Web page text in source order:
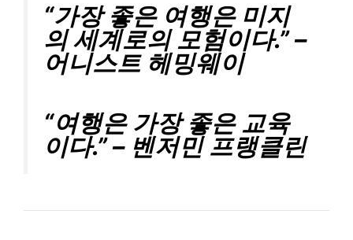
“가장 좋은 여행은 미지
의 세계로의 모험이다.” –
어니스트 헤밍웨이
“여행은 가장 좋은 교육
이다.” – 벤저민 프랭클린